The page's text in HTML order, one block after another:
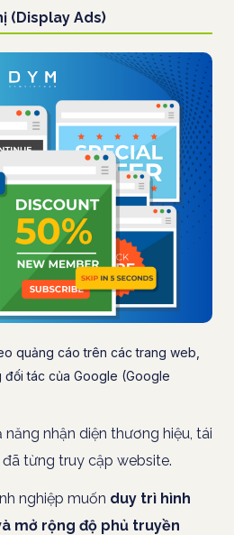
(Display Ads)
quảng cáo trên các trang web,
tác của Google (Google
năng nhận diện thương hiệu, tái
từng truy cập website.
nghiệp muốn duy trì hình
mở rộng độ phủ truyền